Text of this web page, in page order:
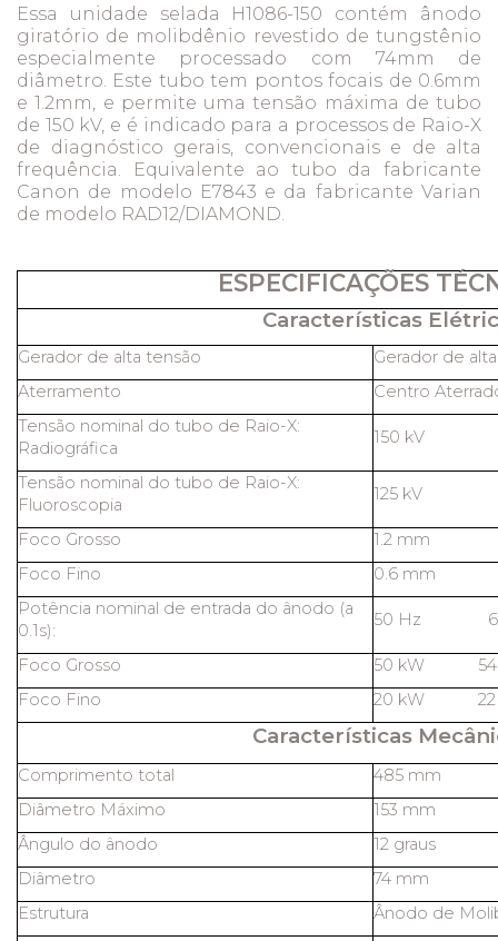
Essa unidade selada H1086-150 contém ânodo
giratório de molibdênio revestido de tungstênio
especialmente processado com 74mm de
diâmetro. Este tubo tem pontos focais de 0.6mm
e 1.2mm, e permite uma tensão máxima de tubo
de 150 kV, e é indicado para a processos de Raio-X
de diagnóstico gerais, convencionais e de alta
frequência. Equivalente ao tubo da fabricante
Canon de modelo E7843 e da fabricante Varian
de modelo RAD12/DIAMOND.
ESPECIFICAÇÕES
Características
Gerador de alta tensão
Gerador de
Aterramento
Centro
Tensão nominal do tubo de Raio-X:
Radiográfica
150 kV
Tensão nominal do tubo de Raio-X:
Fluoroscopia
125 kV
Foco Grosso
1.2 mm
Foco Fino
0.6 mm
Potência nominal de entrada do ânodo (a
0.1s):
50 Hz 60
Foco Grosso
50 kW 54
Foco Fino
20 kW 22
Características
Comprimento total
485 mm
Diâmetro Máximo
153 mm
Ângulo do ânodo
12 graus
Diâmetro
74 mm
Estrutura
Ânodo de